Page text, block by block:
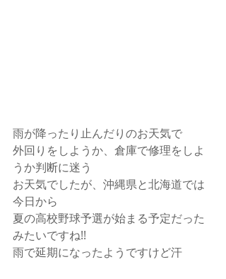
雨が降ったり止んだりのお天気で
外回りをしようか、倉庫で修理をしよ
うか判断に迷う
お天気でしたが、沖縄県と北海道では
今日から
夏の高校野球予選が始まる予定だった
みたいですね!!
雨で延期になったようですけど汗